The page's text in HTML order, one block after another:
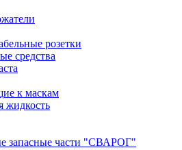
розетки
средства
к маскам
жидкость
запасные части "СВАРОГ"